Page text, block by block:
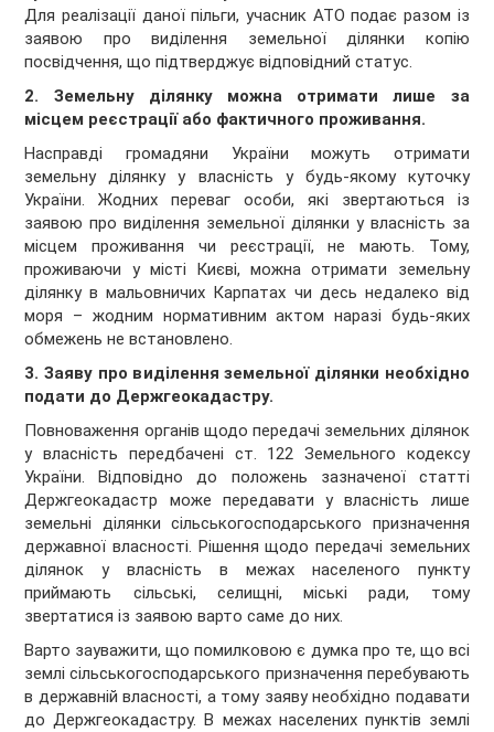
Для реалізації даної пільги, учасник АТО подає разом із
заявою про виділення земельної ділянки копію
посвідчення, що підтверджує відповідний статус.
2. Земельну ділянку можна отримати лише за
місцем реєстрації або фактичного проживання.
Насправді громадяни України можуть отримати
земельну ділянку у власність у будь-якому куточку
України. Жодних переваг особи, які звертаються із
заявою про виділення земельної ділянки у власність за
місцем проживання чи реєстрації, не мають. Тому,
проживаючи у місті Києві, можна отримати земельну
ділянку в мальовничих Карпатах чи десь недалеко від
моря – жодним нормативним актом наразі будь-яких
обмежень не встановлено.
3. Заяву про виділення земельної ділянки необхідно
подати до Держгеокадастру.
Повноваження органів щодо передачі земельних ділянок
у власність передбачені ст. 122 Земельного кодексу
України. Відповідно до положень зазначеної статті
Держгеокадастр може передавати у власність лише
земельні ділянки сільськогосподарського призначення
державної власності. Рішення щодо передачі земельних
ділянок у власність в межах населеного пункту
приймають сільські, селищні, міські ради, тому
звертатися із заявою варто саме до них.
Варто зауважити, що помилковою є думка про те, що всі
землі сільськогосподарського призначення перебувають
в державній власності, а тому заяву необхідно подавати
до Держгеокадастру. В межах населених пунктів землі